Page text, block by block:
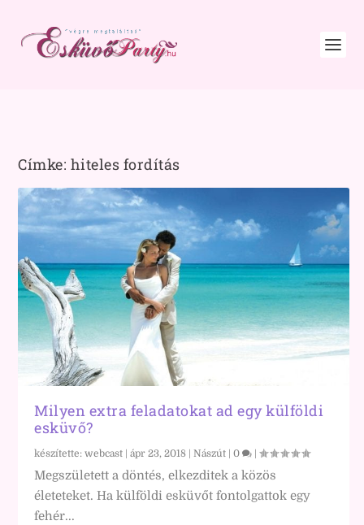
Címke: hiteles fordítás
Milyen extra feladatokat ad egy külföldi
esküvő?
készítette:webcast |ápr 23, 2018 |Nászút |0 |
Megszületett a döntés, elkezditek a közös
életeteket. Ha külföldi esküvőt fontolgattok egy
fehér...